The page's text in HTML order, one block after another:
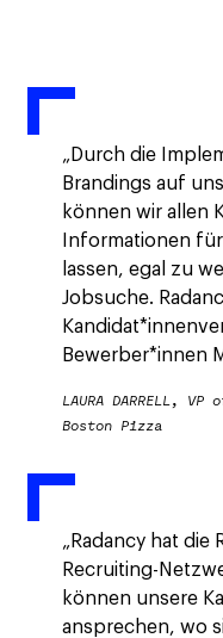
„Durch die
Brandings auf
können wir allen
Informationen
lassen, egal zu
Jobsuche.
Bewerber*innen
LAURA DARRELL,
Boston Pizza
„Radancy hat die
Recruiting-
können unsere
ansprechen, wo